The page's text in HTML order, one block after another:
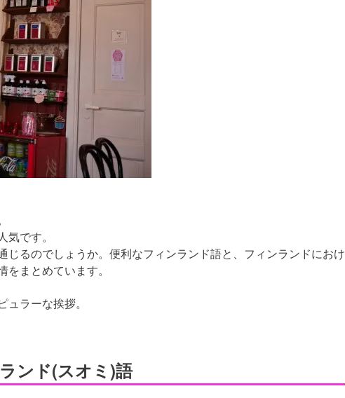
です。
じるのでしょうか。便利なフィンランド語と、フィンランドにおけ
まとめています。
ラーな挨拶。
ンド(スオミ)語